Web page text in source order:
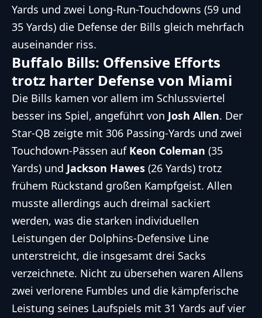
Yards und zwei Long-Run-Touchdowns (59 und
35 Yards) die Defense der Bills gleich mehrfach
auseinander riss.
Buffalo Bills: Offensive Efforts
trotz harter Defense von Miami
Die Bills kamen vor allem im Schlussviertel
besser ins Spiel, angeführt von Josh Allen. Der
Star-QB zeigte mit 306 Passing-Yards und zwei
Touchdown-Pässen auf Keon Coleman (35
Yards) und Jackson Hawes (26 Yards) trotz
frühem Rückstand großen Kampfgeist. Allen
musste allerdings auch dreimal sackiert
werden, was die starken individuellen
Leistungen der Dolphins-Defensive Line
unterstreicht, die insgesamt drei Sacks
verzeichnete. Nicht zu übersehen waren Allens
zwei verlorene Fumbles und die kämpferische
Leistung seines Laufspiels mit 31 Yards auf vier